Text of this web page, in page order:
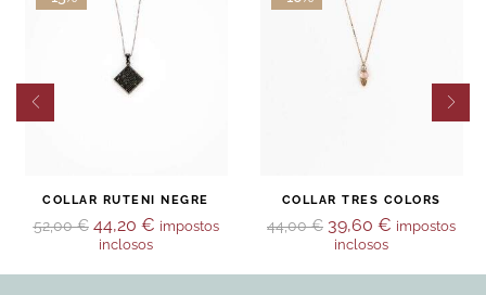
COLLAR RUTENI NEGRE
52,00€ 44,20 € impostos
inclosos
COLLAR TRES COLORS
44,00€ 39,60 € impostos
inclosos